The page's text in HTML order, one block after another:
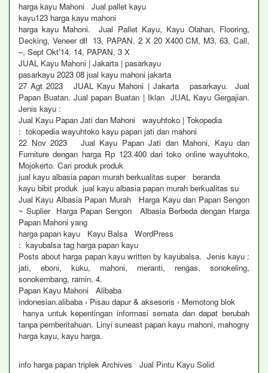
harga kayu Mahoni Jual pallet kayu
kayu123 harga kayu mahoni
harga kayu Mahoni. Jual Pallet Kayu, Kayu Olahan, Flooring,
Decking, Veneer dll 13, PAPAN, 2 X 20 X400 CM, M3, 63, Call,
–, Sept Okt'14. 14, PAPAN, 3 X
JUAL Kayu Mahoni | Jakarta | pasarkayu
pasarkayu 2023 08 jual kayu mahoni jakarta
27 Agt 2023 JUAL Kayu Mahoni | Jakarta pasarkayu. Jual
Papan Buatan. Jual papan Buatan | Iklan JUAL Kayu Gergajian.
Jenis kayu :
Jual Kayu Papan Jati dan Mahoni wayuhtoko | Tokopedia
: tokopedia wayuhtoko kayu papan jati dan mahoni
22 Nov 2023 Jual Kayu Papan Jati dan Mahoni, Kayu dan
Furniture dengan harga Rp 123.400 dari toko online wayuhtoko,
Mojokerto. Cari produk produk
jual kayu albasia papan murah berkualitas super beranda
kayu bibit produk jual kayu albasia papan murah berkualitas su
Jual Kayu Albasia Papan Murah Harga Kayu dan Papan Sengon
~ Suplier Harga Papan Sengon Albasia Berbeda dengan Harga
Papan Mahoni yang
harga papan kayu Kayu Balsa WordPress
: kayubalsa tag harga papan kayu
Posts about harga papan kayu written by kayubalsa. Jenis kayu :
jati, eboni, kuku, mahoni, meranti, rengas, sonokeling,
sonokembang, ramin. 4.
Papan Kayu Mahoni Alibaba
indonesian.alibaba › Pisau dapur & aksesoris › Memotong blok
hanya untuk kepentingan informasi semata dan dapat berubah
tanpa pemberitahuan. Linyi suneast papan kayu mahoni, mahogny
harga kayu, kayu harga.
info harga papan triplek Archives Jual Pintu Kayu Solid